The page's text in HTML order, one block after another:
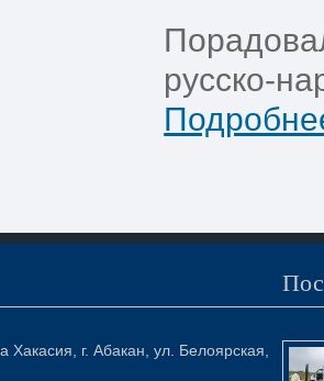
русско-
Хакасия, г. Абакан, ул. Белоярская,